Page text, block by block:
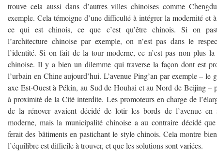
trouve cela aussi dans d’autres villes chinoises comme
exemple. Cela témoigne d’une difficulté à intégrer la modernité et
ce qui est chinois, ce que c’est qu’être chinois. Si on
l’architecture chinoise par exemple, on n’est pas dans le
l’identité. Si on fait de la tour moderne, ce n’est pas non plus
chinoise. Il y a bien un dilemme qui traverse la façon dont est
l’urbain en Chine aujourd’hui. L’avenue Ping’an par exemple – le
axe Est-Ouest à Pékin, au Sud de Houhai et au Nord de Beijing –
à proximité de la Cité interdite. Les promoteurs en charge de
de la rénover avaient décidé de lotir les bords de l’avenue en
moderne, mais la municipalité chinoise a au contraire décidé que
ferait des bâtiments en pastichant le style chinois. Cela montre
l’équilibre est difficile à trouver, et que les solutions sont variées.